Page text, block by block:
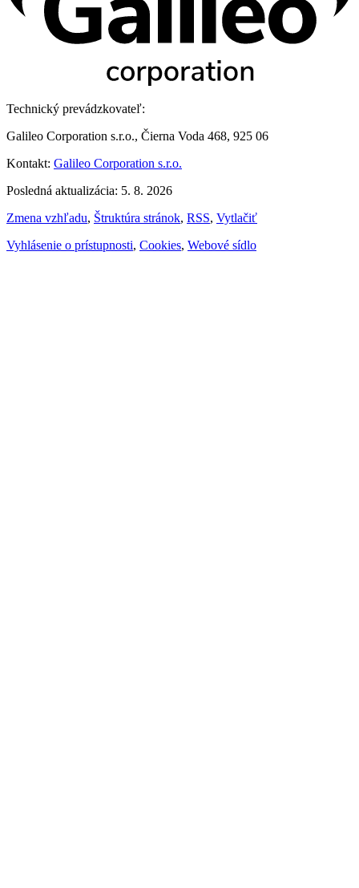
Technický prevádzkovateľ:
Galileo Corporation s.r.o., Čierna Voda 468, 925 06
Kontakt: Galileo Corporation s.r.o.
Posledná aktualizácia: 5. 8. 2026
Zmena vzhľadu, Štruktúra stránok, RSS, Vytlačiť
Vyhlásenie o prístupnosti, Cookies, Webové sídlo